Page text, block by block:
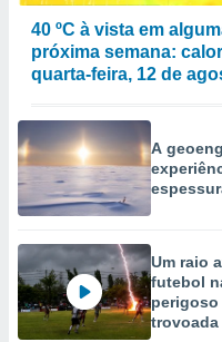
40 ºC à vista em
próxima semana:
quarta-feira, 12 de
A
Um raio
futebol
perigoso
trovoada